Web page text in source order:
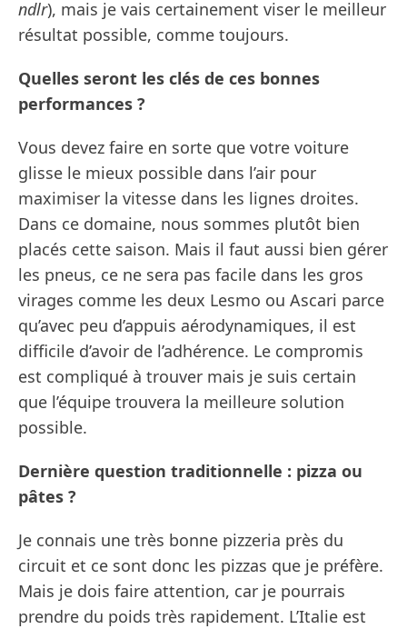
ndlr), mais je vais certainement viser le meilleur
résultat possible, comme toujours.
Quelles seront les clés de ces bonnes
performances ?
Vous devez faire en sorte que votre voiture
glisse le mieux possible dans l’air pour
maximiser la vitesse dans les lignes droites.
Dans ce domaine, nous sommes plutôt bien
placés cette saison. Mais il faut aussi bien gérer
les pneus, ce ne sera pas facile dans les gros
virages comme les deux Lesmo ou Ascari parce
qu’avec peu d’appuis aérodynamiques, il est
difficile d’avoir de l’adhérence. Le compromis
est compliqué à trouver mais je suis certain
que l’équipe trouvera la meilleure solution
possible.
Dernière question traditionnelle : pizza ou
pâtes ?
Je connais une très bonne pizzeria près du
circuit et ce sont donc les pizzas que je préfère.
Mais je dois faire attention, car je pourrais
prendre du poids très rapidement. L’Italie est